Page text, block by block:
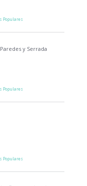
Populares
y Serrada
Populares
Populares